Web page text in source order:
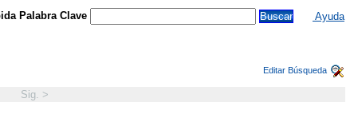
Palabra Clave Ayuda
Editar Búsqueda
Sig. >